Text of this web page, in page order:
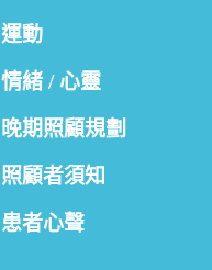
運動
情緒 / 心靈
晚期照顧規劃
照顧者須知
患者心聲